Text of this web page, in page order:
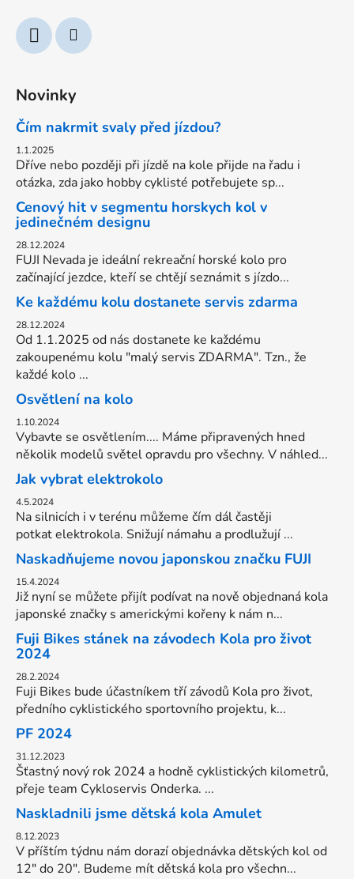
Novinky
Čím nakrmit svaly před jízdou?
1.1.2025
Dříve nebo později při jízdě na kole přijde na řadu i
otázka, zda jako hobby cyklisté potřebujete sp...
Cenový hit v segmentu horskych kol v
jedinečném designu
28.12.2024
FUJI Nevada je ideální rekreační horské kolo pro
začínající jezdce, kteří se chtějí seznámit s jízdo...
Ke každému kolu dostanete servis zdarma
28.12.2024
Od 1.1.2025 od nás dostanete ke každému
zakoupenému kolu "malý servis ZDARMA". Tzn., že
každé kolo ...
Osvětlení na kolo
1.10.2024
Vybavte se osvětlením.... Máme připravených hned
několik modelů světel opravdu pro všechny. V náhled...
Jak vybrat elektrokolo
4.5.2024
Na silnicích i v terénu můžeme čím dál častěji
potkat elektrokola. Snižují námahu a prodlužují ...
Naskadňujeme novou japonskou značku FUJI
15.4.2024
Již nyní se můžete přijít podívat na nově objednaná kola
japonské značky s americkými kořeny k nám n...
Fuji Bikes stánek na závodech Kola pro život
2024
28.2.2024
Fuji Bikes bude účastníkem tří závodů Kola pro život,
předního cyklistického sportovního projektu, k...
PF 2024
31.12.2023
Šťastný nový rok 2024 a hodně cyklistických kilometrů,
přeje team Cykloservis Onderka. ...
Naskladnili jsme dětská kola Amulet
8.12.2023
V příštím týdnu nám dorazí objednávka dětských kol od
12" do 20". Budeme mít dětská kola pro všechn...